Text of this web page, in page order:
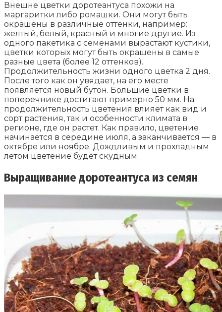
Внешне цветки доротеантуса похожи на
маргаритки либо ромашки. Они могут быть
окрашены в различные оттенки, например:
желтый, белый, красный и многие другие. Из
одного пакетика с семенами вырастают кустики,
цветки которых могут быть окрашены в самые
разные цвета (более 12 оттенков).
Продолжительность жизни одного цветка 2 дня.
После того как он увядает, на его месте
появляется новый бутон. Большие цветки в
поперечнике достигают примерно 50 мм. На
продолжительность цветения влияет как вид и
сорт растения, так и особенности климата в
регионе, где он растет. Как правило, цветение
начинается в середине июля, а заканчивается ― в
октябре или ноябре. Дождливым и прохладным
летом цветение будет скудным.
Выращивание доротеантуса из семян